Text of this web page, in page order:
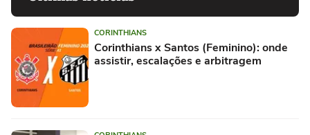
CORINTHIANS
Corinthians x Santos (Feminino): onde
assistir, escalações e arbitragem